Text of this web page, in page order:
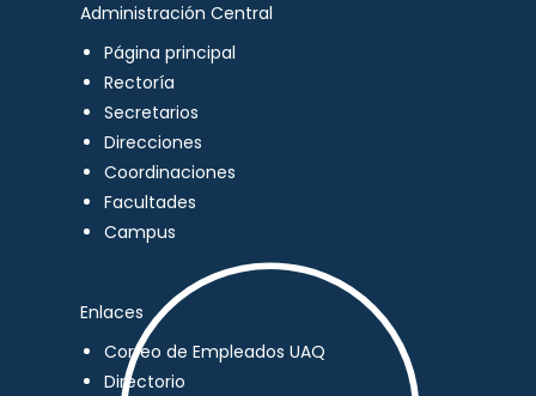
Administración Central
Página principal
Rectoría
Secretarios
Direcciones
Coordinaciones
Facultades
Campus
Enlaces
Correo de Empleados UAQ
Directorio